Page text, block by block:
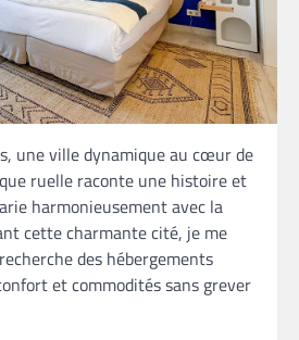
une ville dynamique au cœur de
ruelle raconte une histoire et
harmonieusement avec la
cette charmante cité, je me
des hébergements
et commodités sans grever